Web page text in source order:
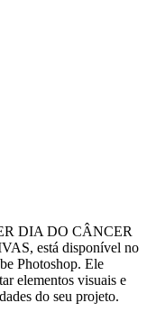
DIA DO CÂNCER
está disponível no
Photoshop. Ele
elementos visuais e
do seu projeto.